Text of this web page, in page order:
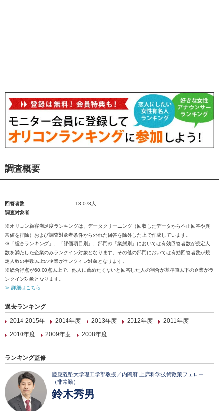
調査概要
回答者数
13,073人
調査対象者
※オリコン顧客満足度ランキングは、データクリーニング（回収したデータから不正回答や異
常値を排除）および調査対象者条件から外れた回答を除外した上で作成しています。
※「総合ランキング」、「評価項目別」、部門の「業態別」においては有効回答者数が規定人
数を満たした企業のみランクイン対象となります。その他の部門においては有効回答者数が規
定人数の半数以上の企業がランクイン対象となります。
※総合得点が60.00点以上で、他人に薦めたくないと回答した人の割合が基準値以下の企業がラ
ンクイン対象となります。
≫ 詳細はこちら
過去ランキング
2014-2015年
2014年度 2013年度 2012年度
2011年度
2010年度
2009年度 2008年度
ランキング監修
慶應義塾大学理工学部教授／内閣府 上席科学技術政策フェロー
（非常勤）
鈴木秀男